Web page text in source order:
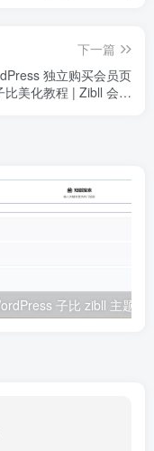
下一篇
独立购买会员页
比美化教程 | Zibll 会员